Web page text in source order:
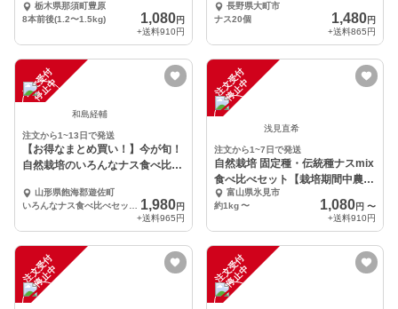
10本)栃木県那須町豊原
8本前後(1.2〜1.5kg)
1,080円
+送料910円
長野県大町市
ナス20個
1,480円
+送料865円
注
文
受
付
停
止
中
和島経輔
注文から1~13日で発送
【お得なまとめ買い！】今が旬！
自然栽培のいろんなナス食べ比べ
山形県飽海郡遊佐町
1,980円
+送料965円
注
文
受
付
停
止
中
浅見直希
注文から1~7日で発送
自然栽培 固定種・伝統種ナスmix
食べ比べセット【栽培期間中農薬
化学肥料不使用】
富山県氷見市
約1kg 〜 1,080円 〜
+送料910円
注
文
受
付
停
止
中 注
文
受
付
停
止
中